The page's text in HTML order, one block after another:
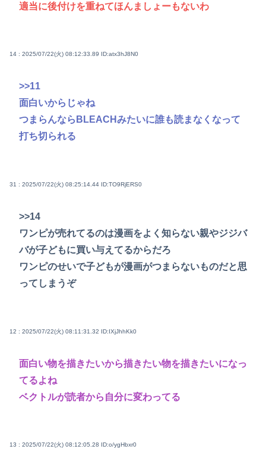
適当に後付けを重ねてほんましょーもないわ
14 : 2025/07/22(火) 08:12:33.89 ID:atx3hJ8N0
>>11
面白いからじゃね
つまらんならBLEACHみたいに誰も読まなくなって
打ち切られる
31 : 2025/07/22(火) 08:25:14.44 ID:TO9RjERS0
>>14
ワンピが売れてるのは漫画をよく知らない親やジジバ
バが子どもに買い与えてるからだろ
ワンピのせいで子どもが漫画がつまらないものだと思
ってしまうぞ
12 : 2025/07/22(火) 08:11:31.32 ID:IXjJhhKk0
面白い物を描きたいから描きたい物を描きたいになっ
てるよね
ベクトルが読者から自分に変わってる
13 : 2025/07/22(火) 08:12:05.28 ID:o/ygHbxr0